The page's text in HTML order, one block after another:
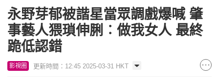
永野芽郁被諧星當眾調戲爆喊 肇
事藝人猥瑣伸脷︰做我女人 最終
跪低認錯
影視圈 更新時間：12:45 2025-03-31 HKT